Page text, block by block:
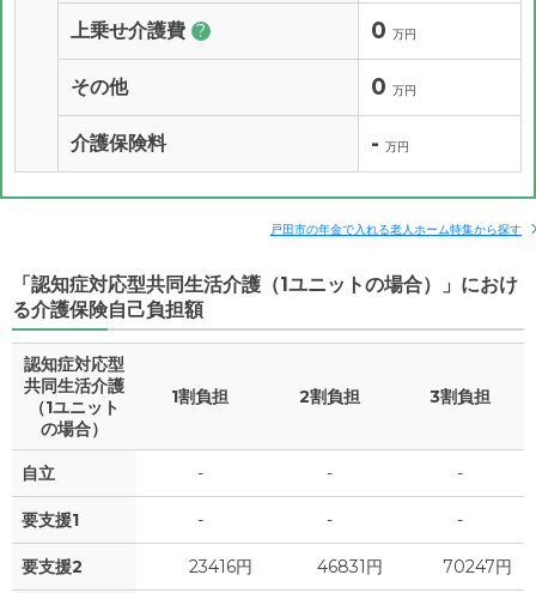
上乗せ介護費 ? 0 万円
その他 0 万円
介護保険料 - 万円
戸田市の年金で入れる老人ホーム特集から探す
「認知症対応型共同生活介護（1ユニットの場合）」におけ
る介護保険自己負担額
認知症対応型
共同生活介護
（1ユニット
の場合）
1割負担 2割負担 3割負担
自立 - - -
要支援1 - - -
要支援2 23416円 46831円 70247円